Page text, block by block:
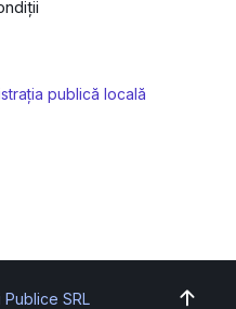
publică locală
SRL